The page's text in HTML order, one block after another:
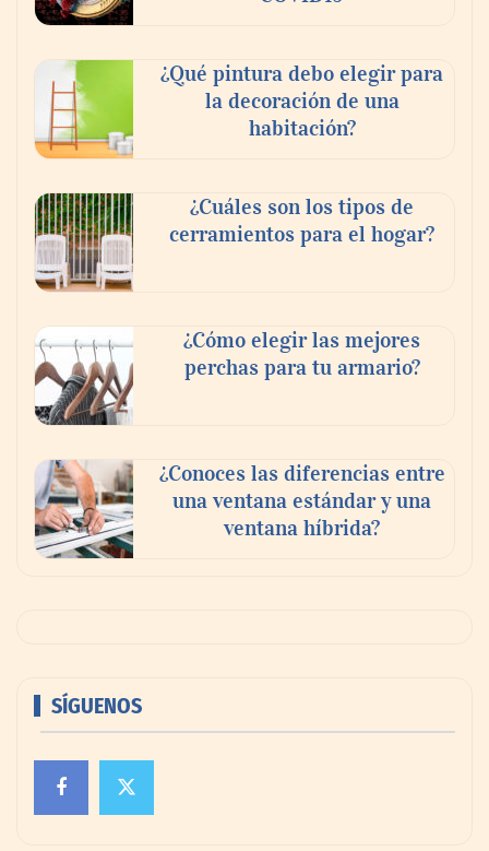
¿Qué pintura debo elegir para
la decoración de una
habitación?
¿Cuáles son los tipos de
cerramientos para el hogar?
¿Cómo elegir las mejores
perchas para tu armario?
¿Conoces las diferencias entre
una ventana estándar y una
ventana híbrida?
SÍGUENOS